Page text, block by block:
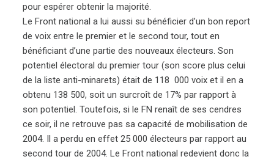
pour espérer obtenir la majorité.
Le Front national a lui aussi su bénéficier d’un bon report
de voix entre le premier et le second tour, tout en
bénéficiant d’une partie des nouveaux électeurs. Son
potentiel électoral du premier tour (son score plus celui
de la liste anti-minarets) était de 118 000 voix et il en a
obtenu 138 500, soit un surcroît de 17% par rapport à
son potentiel. Toutefois, si le FN renaît de ses cendres
ce soir, il ne retrouve pas sa capacité de mobilisation de
2004. Il a perdu en effet 25 000 électeurs par rapport au
second tour de 2004. Le Front national redevient donc la